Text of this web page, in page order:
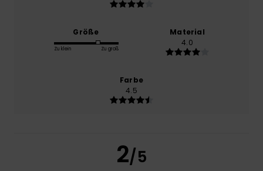
Größe
Zu klein Zu groß
Material
4.0
Farbe
4.5
2/5